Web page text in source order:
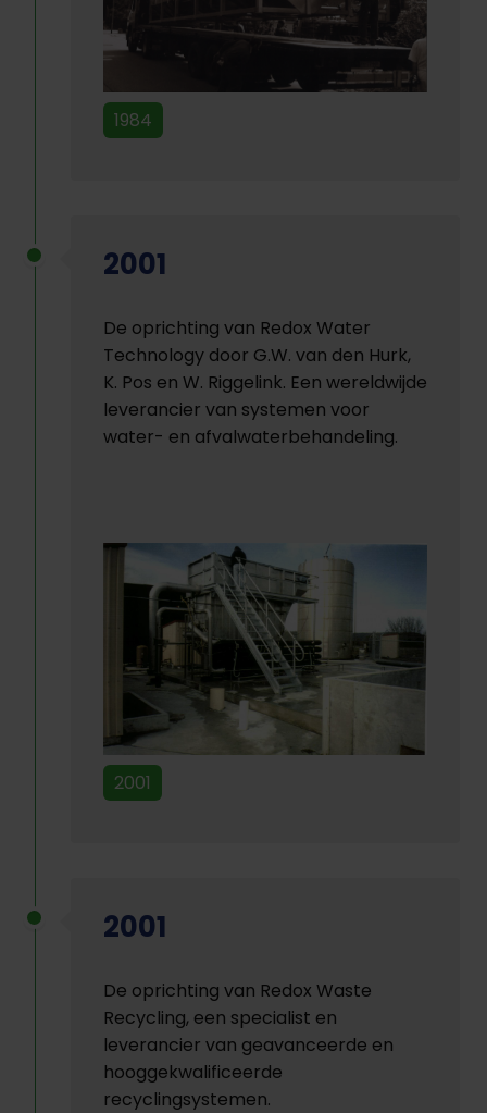
1984
2001
De oprichting van Redox Water
Technology door G.W. van den Hurk,
K. Pos en W. Riggelink. Een wereldwijde
leverancier van systemen voor
water- en afvalwaterbehandeling.
2001
2001
De oprichting van Redox Waste
Recycling, een specialist en
leverancier van geavanceerde en
hooggekwalificeerde
recyclingsystemen.